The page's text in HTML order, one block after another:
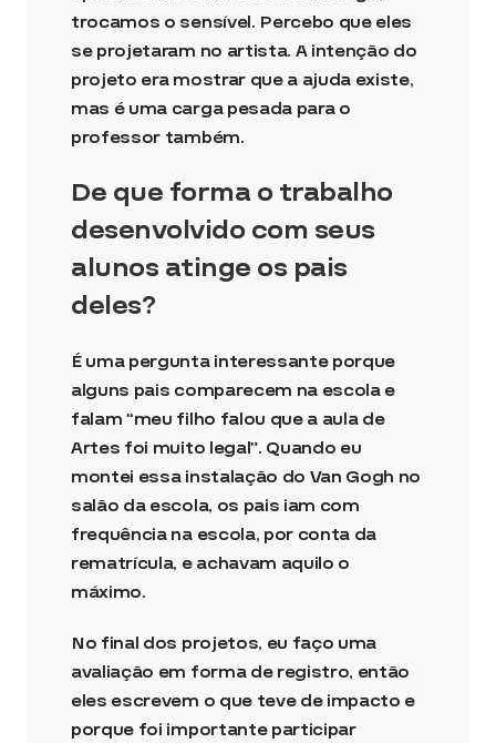
trocamos o sensível. Percebo que eles
se projetaram no artista. A intenção do
projeto era mostrar que a ajuda existe,
mas é uma carga pesada para o
professor também.
De que forma o trabalho
desenvolvido com seus
alunos atinge os pais
deles?
É uma pergunta interessante porque
alguns pais comparecem na escola e
falam “meu filho falou que a aula de
Artes foi muito legal”. Quando eu
montei essa instalação do Van Gogh no
salão da escola, os pais iam com
frequência na escola, por conta da
rematrícula, e achavam aquilo o
máximo.
No final dos projetos, eu faço uma
avaliação em forma de registro, então
eles escrevem o que teve de impacto e
porque foi importante participar